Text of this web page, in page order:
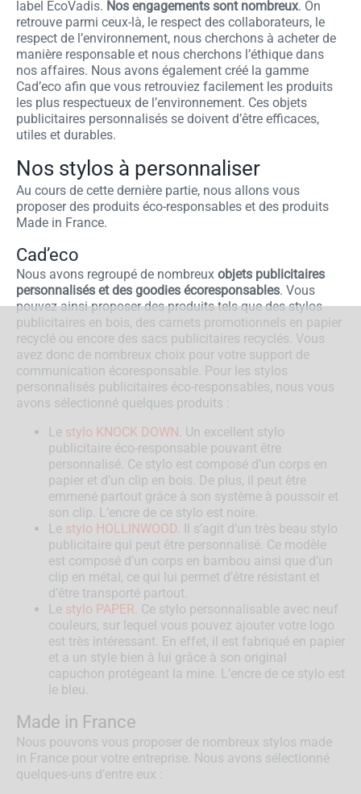
label EcoVadis. Nos engagements sont nombreux. On
retrouve parmi ceux-là, le respect des collaborateurs, le
respect de l’environnement, nous cherchons à acheter de
manière responsable et nous cherchons l’éthique dans
nos affaires. Nous avons également créé la gamme
Cad’eco afin que vous retrouviez facilement les produits
les plus respectueux de l’environnement. Ces objets
publicitaires personnalisés se doivent d’être efficaces,
utiles et durables.
Nos stylos à personnaliser
Au cours de cette dernière partie, nous allons vous
proposer des produits éco-responsables et des produits
Made in France.
Cad’eco
Nous avons regroupé de nombreux objets publicitaires
personnalisés et des goodies écoresponsables. Vous
pouvez ainsi proposer des produits tels que des stylos
publicitaires en bois, des carnets promotionnels en papier
recyclé ou encore des sacs publicitaires recyclés. Vous
avez donc de nombreux choix pour votre support de
communication écoresponsable. Pour les stylos
personnalisés publicitaires éco-responsables, nous vous
avons sélectionné quelques produits :
Le stylo KNOCK DOWN . Un excellent stylo
publicitaire éco-responsable pouvant être
personnalisé. Ce stylo est composé d’un corps en
papier et d’un clip en bois. De plus, il peut être
emmené partout grâce à son système à poussoir et
son clip. L’encre de ce stylo est noire.
Le stylo HOLLINWOOD . Il s’agit d’un très beau stylo
publicitaire qui peut être personnalisé. Ce modèle
est composé d’un corps en bambou ainsi que d’un
clip en métal, ce qui lui permet d’être résistant et
d’être transporté partout.
Le stylo PAPER . Ce stylo personnalisable avec neuf
couleurs, sur lequel vous pouvez ajouter votre logo
est très intéressant. En effet, il est fabriqué en papier
et a un style bien à lui grâce à son original
capuchon protégeant la mine. L’encre de ce stylo est
le bleu.
Made in France
Nous pouvons vous proposer de nombreux stylos made
in France pour votre entreprise. Nous avons sélectionné
quelques-uns d’entre eux :